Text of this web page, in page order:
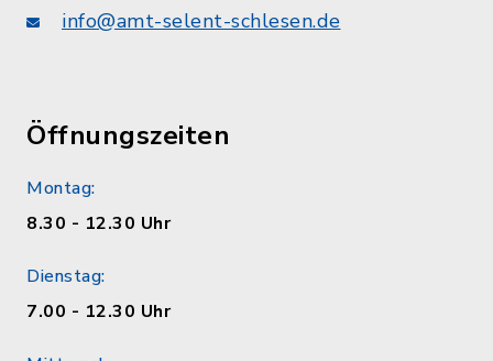
info@amt-selent-schlesen.de
Öffnungszeiten
Montag:
8.30 - 12.30 Uhr
Dienstag:
7.00 - 12.30 Uhr